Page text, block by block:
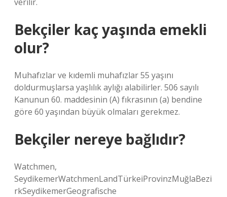
Bekçiler kaç yaşında emekli
olur?
Muhafızlar ve kıdemli muhafızlar 55 yaşını
doldurmuşlarsa yaşlılık aylığı alabilirler. 506 sayılı
Kanunun 60. maddesinin (A) fıkrasının (a) bendine
göre 60 yaşından büyük olmaları gerekmez.
Bekçiler nereye bağlıdır?
Watchmen,
SeydikemerWatchmenLandTürkeiProvinzMuğlaBezi
rkSeydikemerGeografische